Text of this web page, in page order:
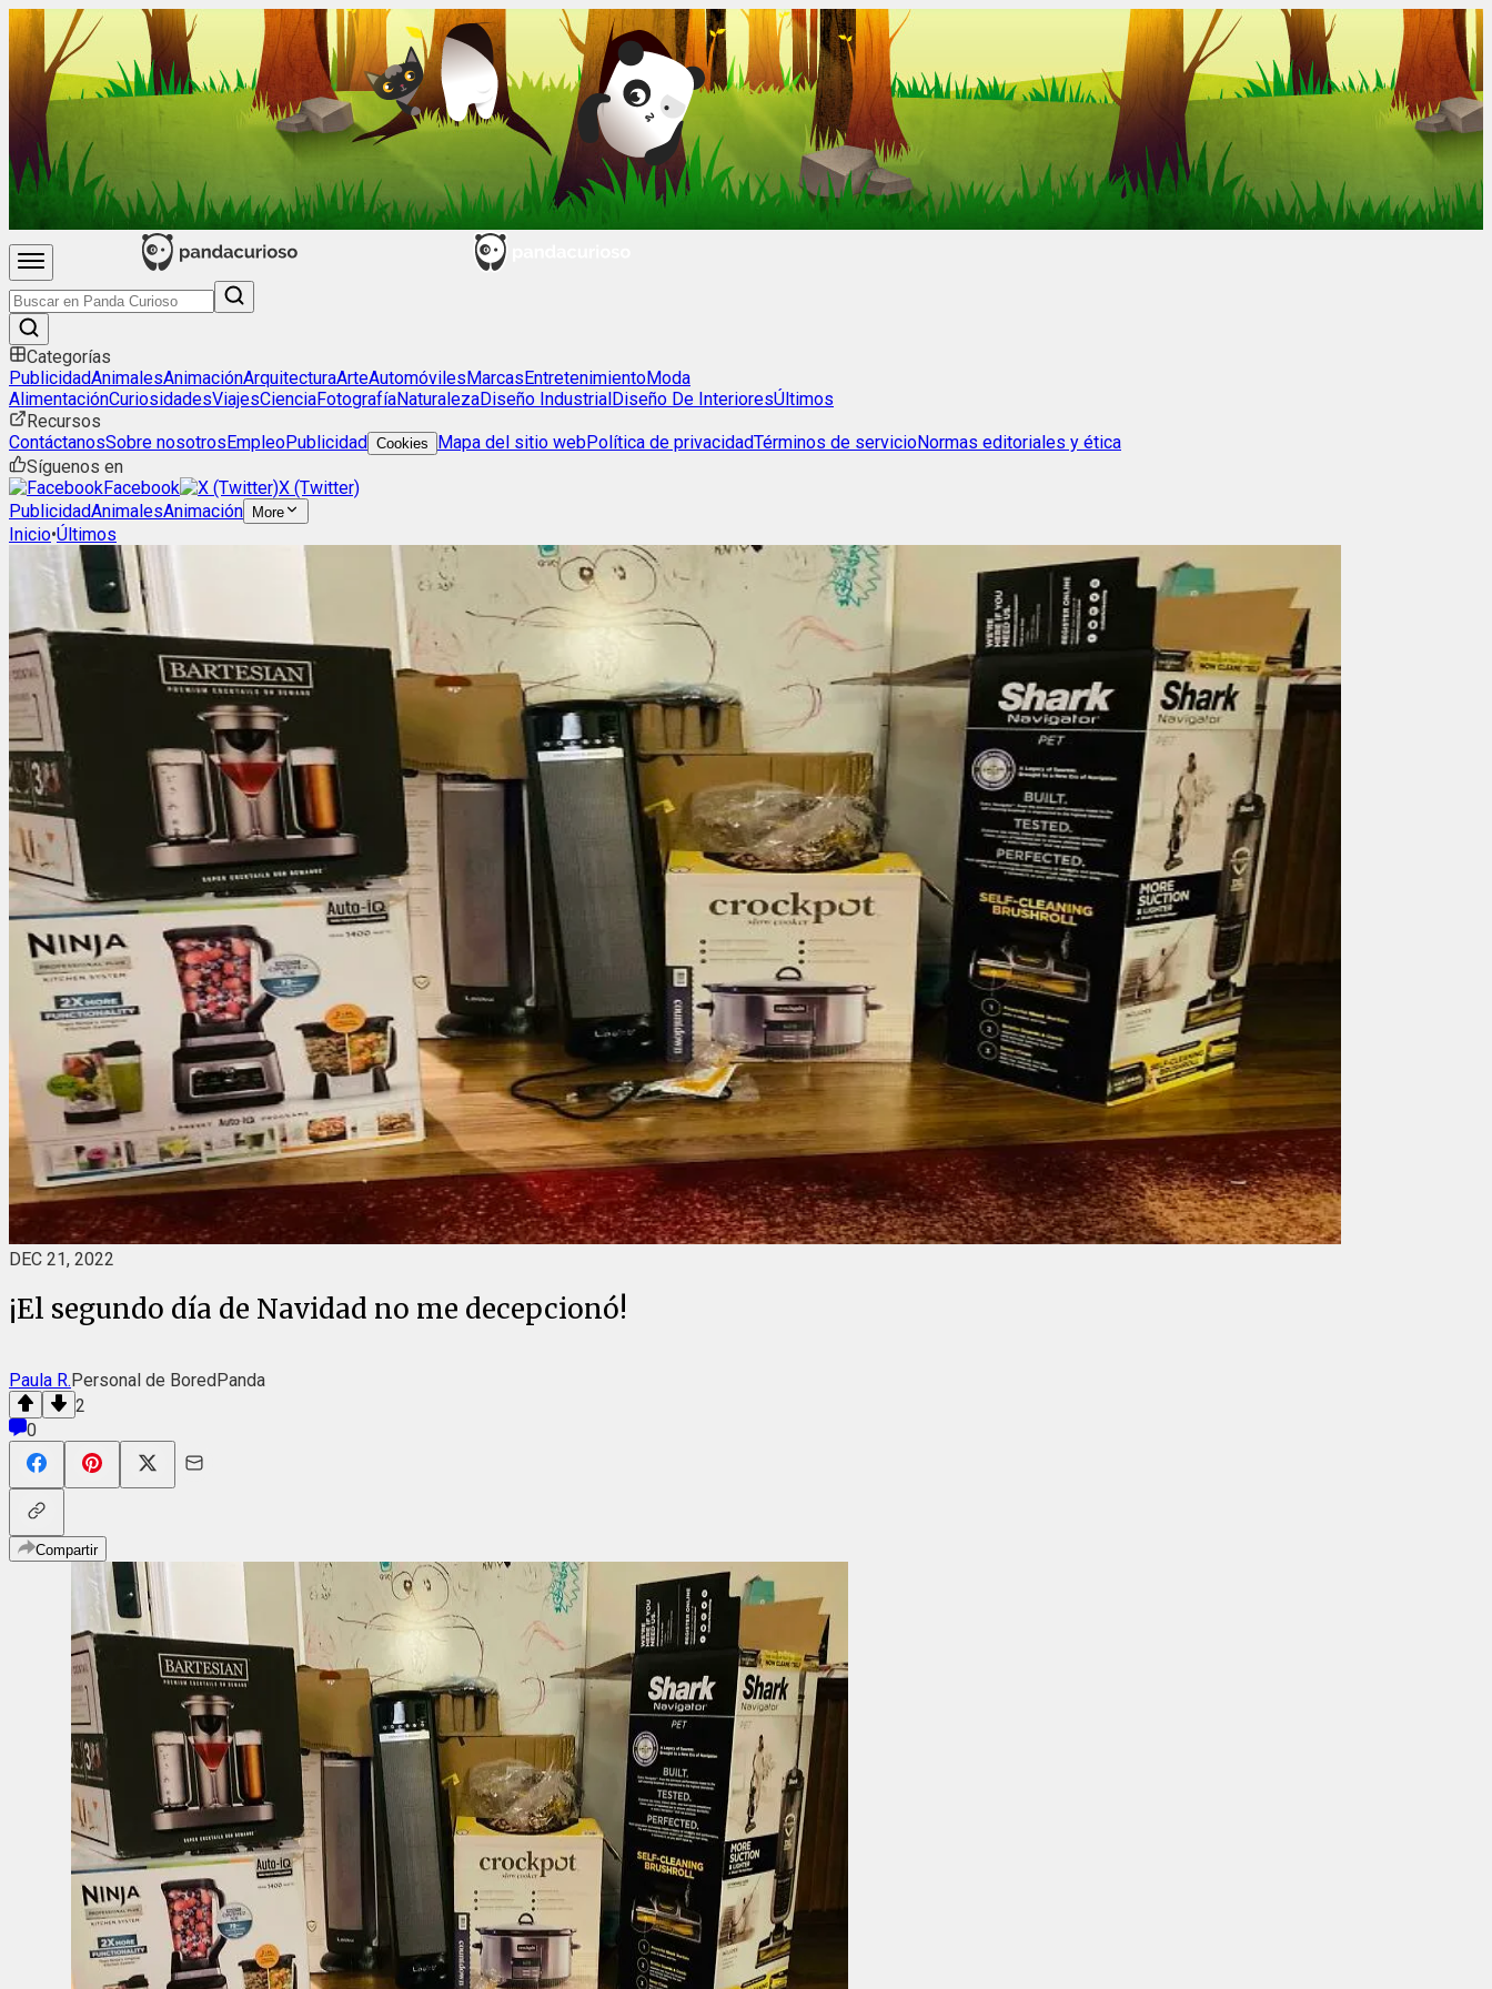
Categorías
PublicidadAnimalesAnimaciónArquitecturaArteAutomóvilesMarcasEntretenimientoModa
AlimentaciónCuriosidadesViajesCienciaFotografíaNaturalezaDiseño IndustrialDiseño De InterioresÚltimos
Recursos
ContáctanosSobre nosotrosEmpleoPublicidad Cookies Mapa del sitio webPolítica de privacidadTérminos de servicioNormas editoriales y ética
Síguenos en
Facebook
X (Twitter)
PublicidadAnimalesAnimación More
Inicio•Últimos
DEC 21, 2022
¡El segundo día de Navidad no me decepcionó!
Paula R.Personal de BoredPanda
2
0
Compartir